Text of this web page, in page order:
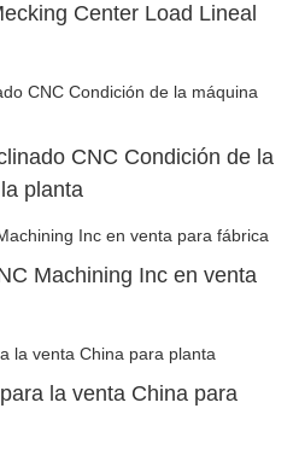
Center Load Lineal
CNC Condición de la
planta
Machining Inc en venta
la venta China para